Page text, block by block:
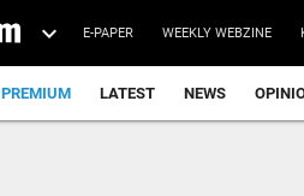
E-PAPER WEEKLY WEBZINE
PREMIUM LATEST NEWS